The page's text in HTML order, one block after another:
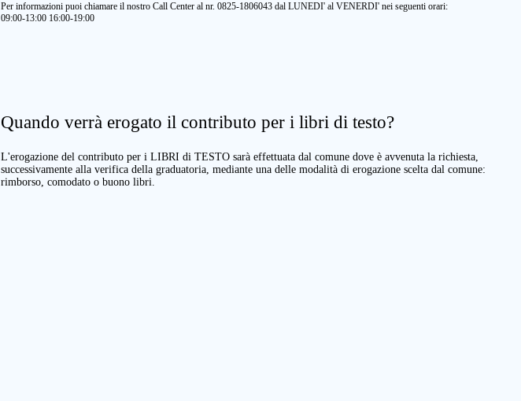
Per informazioni puoi chiamare il nostro Call Center al nr. 0825-1806043 dal LUNEDI' al VENERDI' nei seguenti orari:
09:00-13:00 16:00-19:00
Quando verrà erogato il contributo per i libri di testo?
L'erogazione del contributo per i LIBRI di TESTO sarà effettuata dal comune dove è avvenuta la richiesta,
successivamente alla verifica della graduatoria, mediante una delle modalità di erogazione scelta dal comune:
rimborso, comodato o buono libri.